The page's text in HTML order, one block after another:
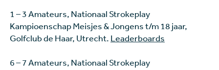
1 – 3 Amateurs, Nationaal Strokeplay
Kampioenschap Meisjes & Jongens t/m 18 jaar,
Golfclub de Haar, Utrecht. Leaderboards
6 – 7 Amateurs, Nationaal Strokeplay